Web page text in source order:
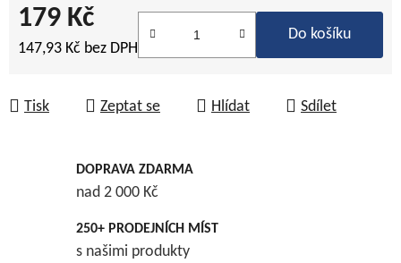
179 Kč
147,93 Kč bez DPH
Do košíku
Tisk Zeptat se Hlídat Sdílet
DOPRAVA ZDARMA
nad 2 000 Kč
250+ PRODEJNÍCH MÍST
s našimi produkty